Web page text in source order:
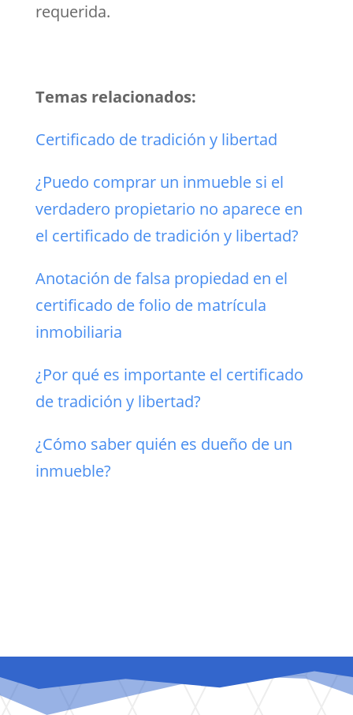
requerida.
Temas relacionados:
Certificado de tradición y libertad
¿Puedo comprar un inmueble si el
verdadero propietario no aparece en
el certificado de tradición y libertad?
Anotación de falsa propiedad en el
certificado de folio de matrícula
inmobiliaria
¿Por qué es importante el certificado
de tradición y libertad?
¿Cómo saber quién es dueño de un
inmueble?